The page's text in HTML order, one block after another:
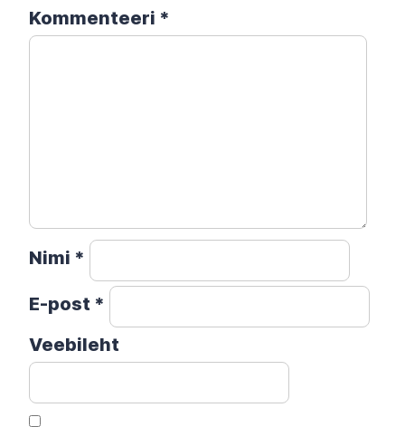
Kommenteeri *
Nimi *
E-post *
Veebileht